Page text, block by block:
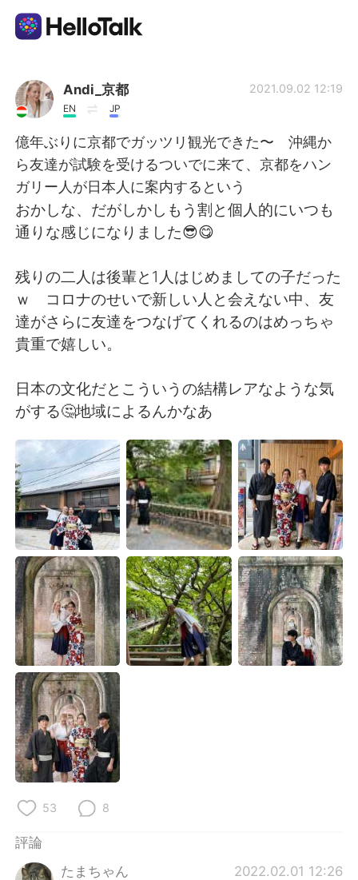
語言交換應用
AI Grammar Checker
繁體中文
English 简体中文
Español العربية
Français Deutsch
Русский ไทย
Indonesia Italiano
Türkçe Tiếng Việt
Português
Andi_京都
EN JP
2021.09.02 12:19
億年ぶりに京都でガッツリ観光できた〜 沖縄か
ら友達が試験を受けるついでに来て、京都をハン
ガリー人が日本人に案内するという
おかしな、だがしかしもう割と個人的にいつも
通りな感じになりました😎😋
残りの二人は後輩と1人はじめましての子だった
ｗ コロナのせいで新しい人と会えない中、友
達がさらに友達をつなげてくれるのはめっちゃ
貴重で嬉しい。
日本の文化だとこういうの結構レアなような気
がする🤔地域によるんかなあ
53 8
評論
たまちゃん
2022.02.01 12:26